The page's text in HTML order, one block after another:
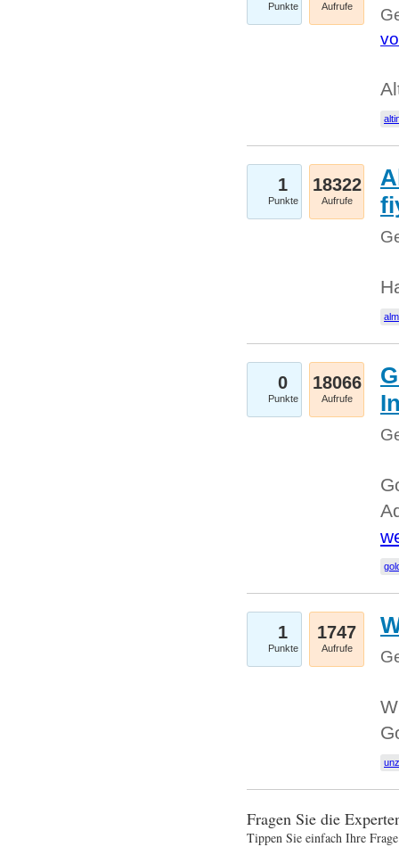
Punkte Aufrufe
1
Punkte
18322
Aufrufe
0
Punkte
18066
Aufrufe
1
Punkte
1747
Aufrufe
Fragen Sie die
Tippen Sie einfach Ihre